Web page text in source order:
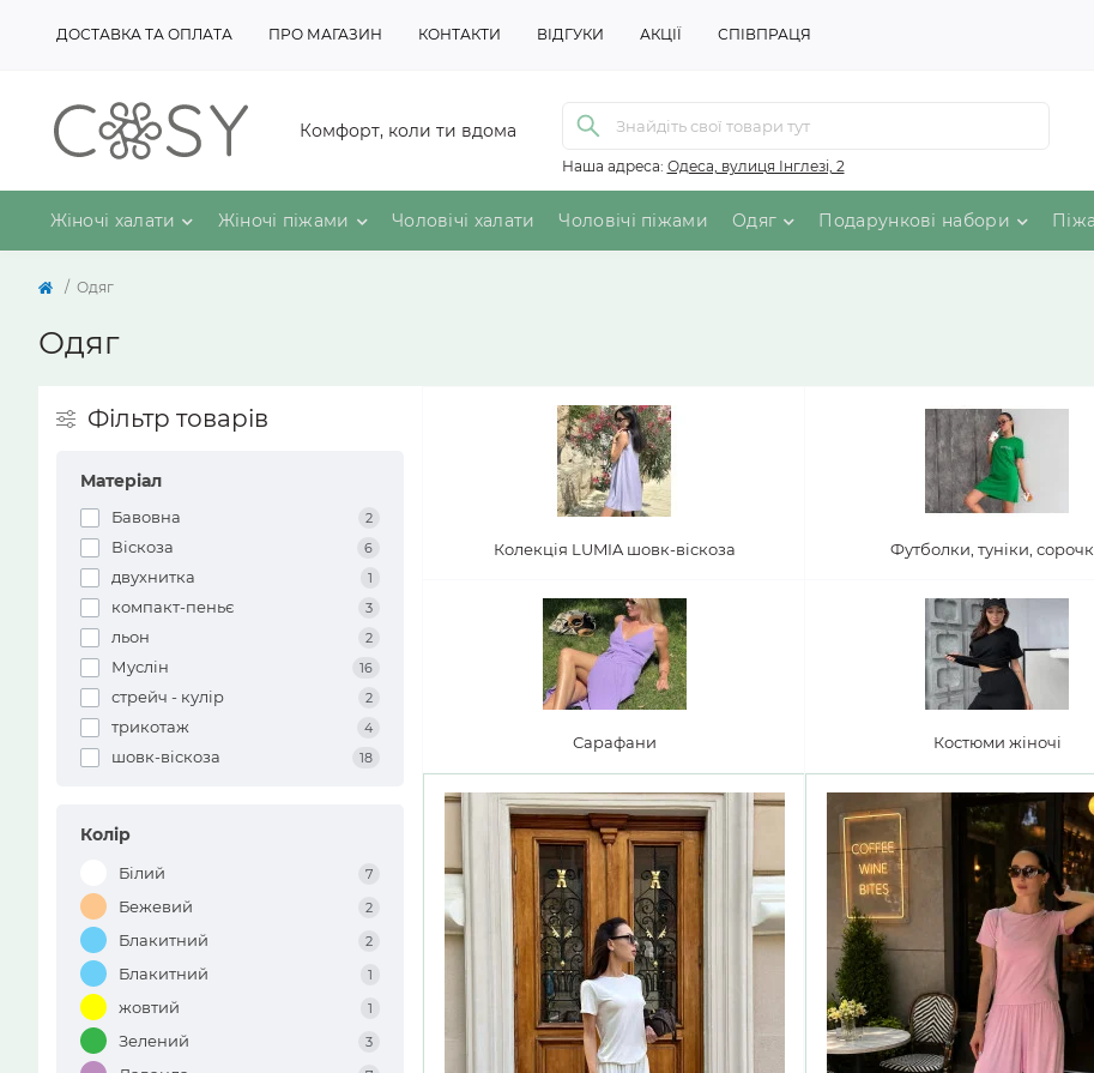
ДОСТАВКА ТА ОПЛАТА ПРО МАГАЗИН КОНТАКТИ ВІДГУКИ АКЦІЇ СПІВПРАЦЯ
Комфорт, коли ти вдома
Наша адреса: Одеса, вулиця Інглезі, 2
Жіночі халати Жіночі піжами Чоловічі халати Чоловічі піжами Одяг Подарункові набори
Одяг
Одяг
Фільтр товарів
Матеріал
Бавовна 2
Віскоза 6
двухнитка 1
компакт-пеньє 3
льон 2
Муслін 16
стрейч - кулір 2
трикотаж 4
шовк-віскоза 18
Колір
Білий 7
Бежевий 2
Блакитний 2
Блакитний 1
жовтий 1
Зелений 3
Колекція LUMIA шовк-віскоза Футболки, туніки,
Сарафани Костюми жіночі